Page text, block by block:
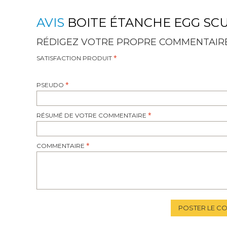
AVIS BOITE ÉTANCHE EGG
RÉDIGEZ VOTRE PROPRE
SATISFACTION PRODUIT
PSEUDO
RÉSUMÉ DE VOTRE COMMENTAIRE
COMMENTAIRE
POSTER LE